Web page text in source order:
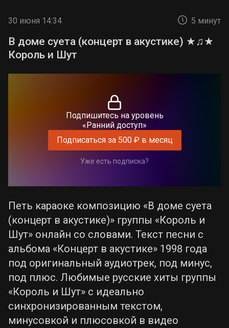
30 июня 14:34 5 минут
В доме суета (концерт в акустике) ★♫★
Король и Шут
Подпишитесь на уровень
«Ранний доступ»
Подписаться за 500 ₽ в месяц
Уже есть подписка?
Петь караоке композицию «В доме суета
(концерт в акустике)» группы «Король и
Шут» онлайн со словами. Текст песни с
альбома «Концерт в акустике» 1998 года
под оригинальный аудиотрек, под минус,
под плюс. Любимые русские хиты группы
«Король и Шут» с идеально
синхронизированным текстом,
минусовкой и плюсовкой в видео